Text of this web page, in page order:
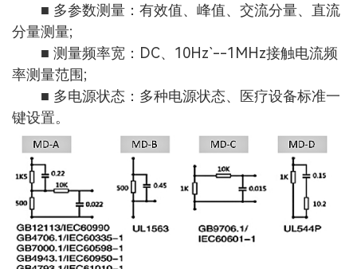
■ 多参数测量：有效值、峰值、交流分量、直流
分量测量;
■ 测量频率宽：DC、10Hz`--1MHz接触电流频
率测量范围;
■ 多电源状态：多种电源状态、医疗设备标准一
键设置。